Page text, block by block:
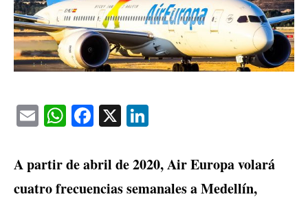
EmailWhatsApp
Facebook
X
A partir de abril de 2020, Air Europa volará
cuatro frecuencias semanales a Medellín,